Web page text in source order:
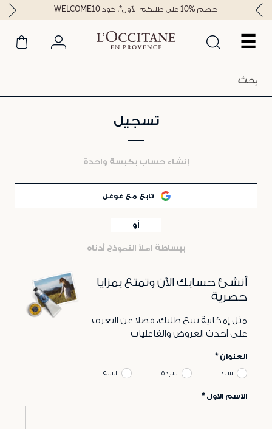
☰
خصم %10 على طلبكم الأول*، كود WELCOME10
تسجيل
إنشاء حساب بكبسة واحدة
تابع مع غوغل
أو
ببساطة املأ النموذج أدناه
أنشئ حسابك الآن وتمتع بمزايا
حصرية
مثل إمكانية تتبع طلبك، فضلا عن التعرف
على أحدث العروض والفاعليات
العنوان
سيد سيدة انسة
الاسم الاول